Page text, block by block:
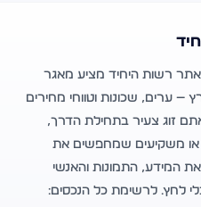
רשות היחיד מציע מאגר
ערים, שכונות וטווחי מחירים
זוג צעיר בתחילת הדרך,
משקיעים שמחפשים את
המידע, התמונות והאנשי
לחץ. לרשימת כל הנכסים: